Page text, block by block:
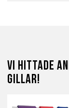
Vi hittade
gillar!